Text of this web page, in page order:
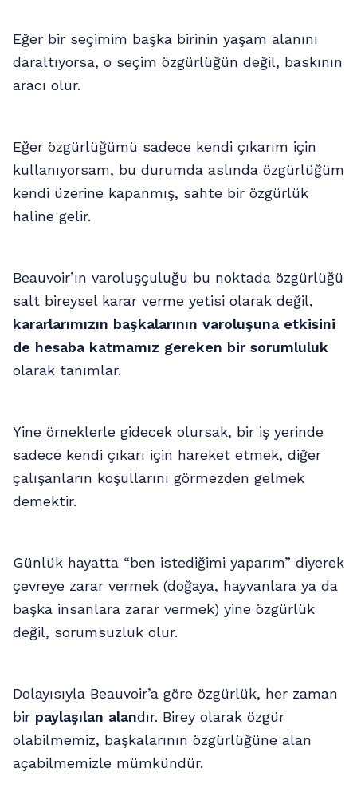
Eğer bir seçimim başka birinin yaşam alanını
daraltıyorsa, o seçim özgürlüğün değil, baskının
aracı olur.
Eğer özgürlüğümü sadece kendi çıkarım için
kullanıyorsam, bu durumda aslında özgürlüğüm
kendi üzerine kapanmış, sahte bir özgürlük
haline gelir.
Beauvoir’ın varoluşçuluğu bu noktada özgürlüğü
salt bireysel karar verme yetisi olarak değil,
kararlarımızın başkalarının varoluşuna etkisini
de hesaba katmamız gereken bir sorumluluk
olarak tanımlar.
Yine örneklerle gidecek olursak, bir iş yerinde
sadece kendi çıkarı için hareket etmek, diğer
çalışanların koşullarını görmezden gelmek
demektir.
Günlük hayatta “ben istediğimi yaparım” diyerek
çevreye zarar vermek (doğaya, hayvanlara ya da
başka insanlara zarar vermek) yine özgürlük
değil, sorumsuzluk olur.
Dolayısıyla Beauvoir’a göre özgürlük, her zaman
bir paylaşılan alandır. Birey olarak özgür
olabilmemiz, başkalarının özgürlüğüne alan
açabilmemizle mümkündür.